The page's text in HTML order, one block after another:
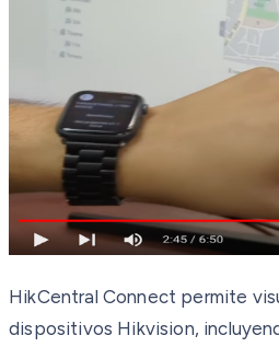
HikCentral Connect permite
dispositivos Hikvision,